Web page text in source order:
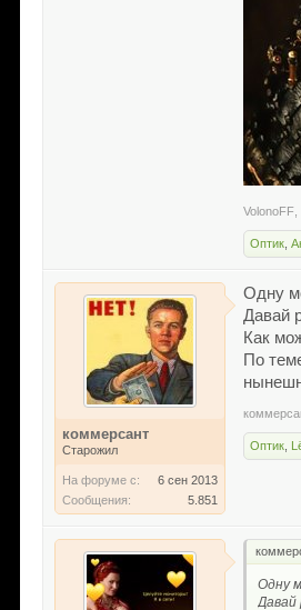
VolonoFF
Оптик ,
коммерсант
Старожил
На форуме с:
6 сен 2013
Сообщения:
5.851
Одну
Давай
Как
По
Оптик
Одну
Давай